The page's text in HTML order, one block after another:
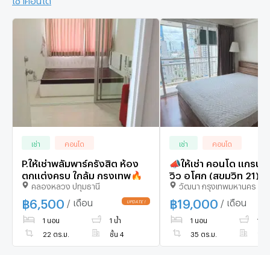
เช่า คอนโด
P.ให้เช่าพลัมพาร์ครังสิต ห้อง
ตกแต่งครบ ใกล้ม กรุงเทพ🔥
คลองหลวง ปทุมธานี
฿6,500 / เดือน
1 นอน 1 น้ำ
22 ตร.ม. ชั้น 4
เช่า คอนโด
📣ให้เช่า คอนโด แกรน
วิว อโศก (สุขุมวิท 21) ย่
ใจกลางอโศก
วัฒนา กรุงเทพมหานคร
฿19,000 / เดือน
1 นอน 1 น้ำ
35 ตร.ม.